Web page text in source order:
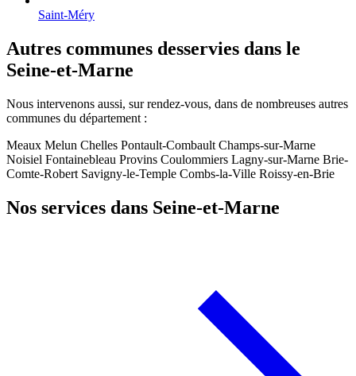
Saint-Méry
Autres communes desservies dans le
Seine-et-Marne
Nous intervenons aussi, sur rendez-vous, dans de nombreuses autres
communes du département :
Meaux Melun Chelles Pontault-Combault Champs-sur-Marne
Noisiel Fontainebleau Provins Coulommiers Lagny-sur-Marne Brie-
Comte-Robert Savigny-le-Temple Combs-la-Ville Roissy-en-Brie
Nos services dans Seine-et-Marne